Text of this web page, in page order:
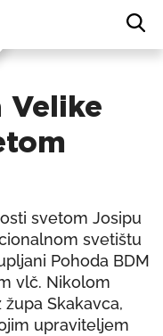
svetom Josipu
svetištu
Pohoda BDM
vlč. Nikolom
Skakavca,
upraviteljem